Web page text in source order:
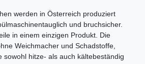
werden in Österreich produziert
und bruchsicher.
in einem einzigen Produkt. Die
Weichmacher und Schadstoffe,
sowohl hitze- als auch kältebeständig